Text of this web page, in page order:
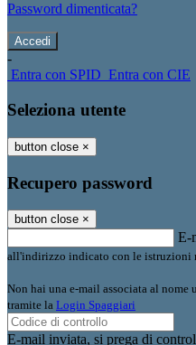
Password dimenticata?
-
Entra con SPID Entra con CIE
Seleziona utente
button close ×
Recupero password
button close ×
E-
all'indirizzo indicato con le istruzioni
Non hai una e-mail associata al nome
tramite la Login Spaggiari
E-mail inviata, si prega di